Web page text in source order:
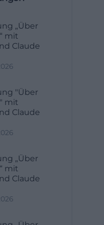
„Über
mit
Claude
"Über
mit
Claude
„Über
mit
Claude